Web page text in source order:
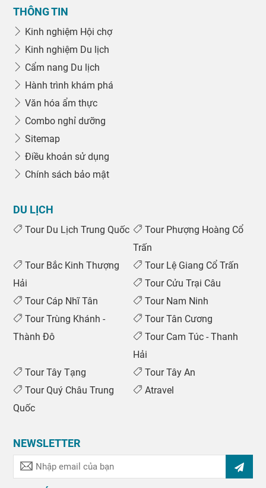
THÔNG TIN
Kinh nghiệm Hội chợ
Kinh nghiệm Du lịch
Cẩm nang Du lịch
Hành trình khám phá
Văn hóa ẩm thực
Combo nghỉ dưỡng
Sitemap
Điều khoản sử dụng
Chính sách bảo mật
DU LỊCH
Tour Du Lịch Trung Quốc
Tour Phượng Hoàng Cổ
Trấn
Tour Bắc Kinh Thượng
Hải
Tour Lệ Giang Cổ Trấn
Tour Cửu Trại Câu
Tour Cáp Nhĩ Tân
Tour Nam Ninh
Tour Trùng Khánh -
Thành Đô
Tour Tân Cương
Tour Cam Túc - Thanh
Hải
Tour Tây Tạng
Tour Tây An
Tour Quý Châu Trung
Quốc
Atravel
NEWSLETTER